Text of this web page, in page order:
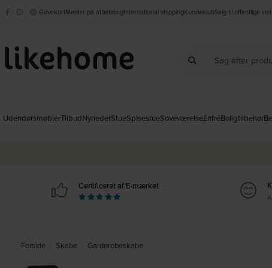
GavekortMøbler på afbetalingInternational shippingKundeklubSalg til offentlige
UdendørsmøblerTilbudNyhederStueSpisestueSoveværelseEntréBoligtilbehør
Certificeret af E-mærket
Forside Skabe Garderobeskabe